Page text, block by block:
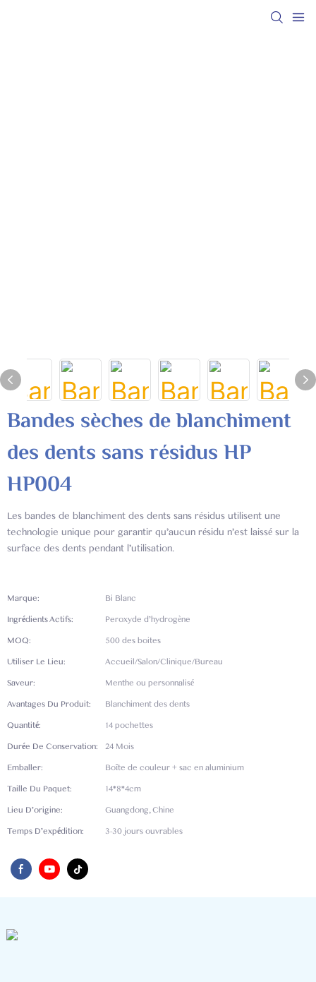
Bandes sèches de blanchiment
des dents sans résidus HP
HP004
Les bandes de blanchiment des dents sans résidus utilisent une
technologie unique pour garantir qu'aucun résidu n'est laissé sur la
surface des dents pendant l'utilisation.
Marque: Bi Blanc
Ingrédients Actifs: Peroxyde d'hydrogène
MOQ: 500 des boites
Utiliser Le Lieu: Accueil/Salon/Clinique/Bureau
Saveur: Menthe ou personnalisé
Avantages Du Produit: Blanchiment des dents
Quantité: 14 pochettes
Durée De Conservation: 24 Mois
Emballer: Boîte de couleur + sac en aluminium
Taille Du Paquet: 14*8*4cm
Lieu D'origine: Guangdong, Chine
Temps D'expédition: 3-30 jours ouvrables